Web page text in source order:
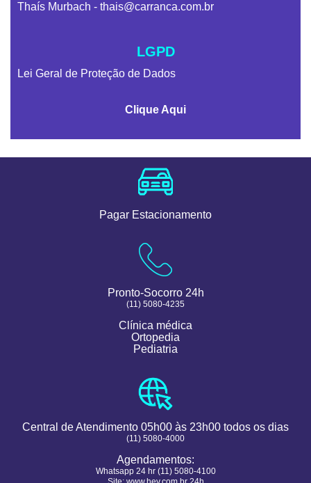
Thaís Murbach - thais@carranca.com.br
LGPD
Lei Geral de Proteção de Dados
Clique Aqui
Pagar Estacionamento
Pronto-Socorro 24h
(11) 5080-4235
Clínica médica
Ortopedia
Pediatria
Central de Atendimento 05h00 às 23h00 todos os dias
(11) 5080-4000
Agendamentos:
Whatsapp 24 hr (11) 5080-4100